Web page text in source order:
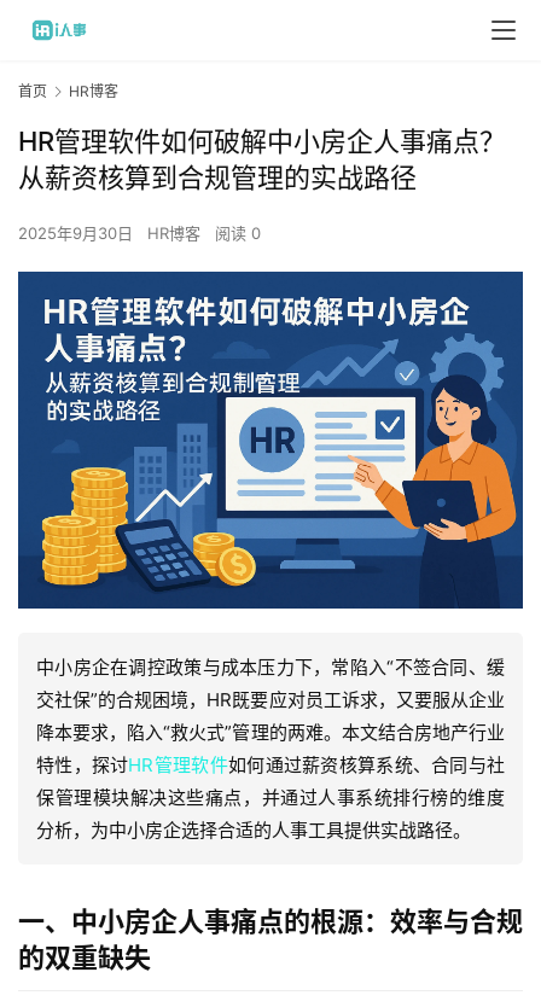
首页 HR博客
HR管理软件如何破解中小房企人事痛点？
从薪资核算到合规管理的实战路径
2025年9月30日 HR博客 阅读 0
中小房企在调控政策与成本压力下，常陷入“不签合同、缓
交社保”的合规困境，HR既要应对员工诉求，又要服从企业
降本要求，陷入“救火式”管理的两难。本文结合房地产行业
特性，探讨HR管理软件如何通过薪资核算系统、合同与社
保管理模块解决这些痛点，并通过人事系统排行榜的维度
分析，为中小房企选择合适的人事工具提供实战路径。
一、中小房企人事痛点的根源：效率与合规
的双重缺失